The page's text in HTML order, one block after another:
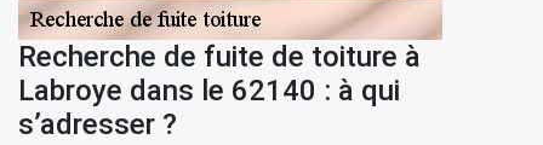
Recherche de fuite de toiture à
Labroye dans le 62140 : à qui
s’adresser ?